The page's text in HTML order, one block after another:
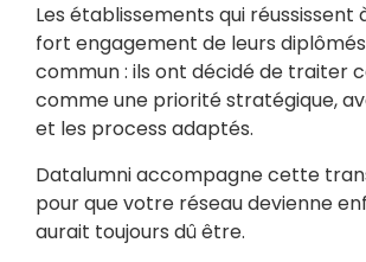
Les établissements qui réussissent
fort engagement de leurs
commun : ils ont décidé de traiter
comme une priorité stratégique,
et les process adaptés.
Datalumni accompagne cette
pour que votre réseau devienne
aurait toujours dû être.